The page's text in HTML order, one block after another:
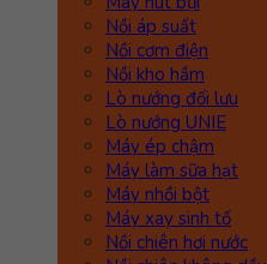
Nồi áp suất
Nồi cơm điện
Nồi kho hầm
Lò nướng đối lưu
Lò nướng UNIE
Máy ép chậm
Máy làm sữa hạt
Máy nhồi bột
Máy xay sinh tố
Nồi chiên hơi nước